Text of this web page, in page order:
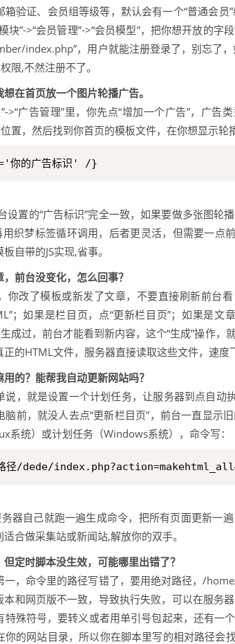
验证、会员组等级等，默认会有一个“普通会员
块”->“会员管理”->“会员模型”，把你想开放的字
index.php”，用户就能注册登录了，别忘了
限,不然注册不了。
在首页放一个图片轮播广告。
>“广告管理”里，你先点“增加一个广告”，广告
置，然后找到你首页的模板文件，在你想显示轮
你的广告标识' /}
设置的“广告标识”完全一致，如果要做多张图轮
织梦标签循环调用，后者更灵活，但需要一点
自带的JS实现,省事。
前台没变化，怎么回事？
你改了模板或新发了文章，不要直接刷新前台
；如果是栏目页，点“更新栏目页”；如果是文
生成过，前台才能看到新内容，这个“生成”操作
的HTML文件，服务器直接读取这些文件，速度
的？能帮我自动更新网站吗？
，就是设置一个计划任务，让服务器到点自动
前，就没人去点“更新栏目页”，前台一直显示
系统）或计划任务（Windows系统），命令写：
径/dede/
器自己就跑一遍生成命令，把所有页面更新一
合做采集站或新闻站,解放你的双手。
定时脚本没生效，可能哪里出错了？
一，命令里的路径写错了，要用绝对路径，/
本和网页版不一致，导致执行失败，可以在服务
特殊符号，要转义或者用单引号包起来，还有一
的网站目录，所以你在脚本里写的相对路径会